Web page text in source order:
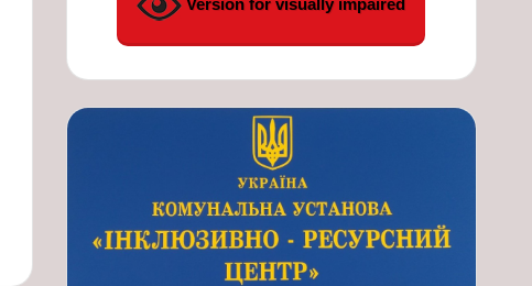
Version for visually impaired